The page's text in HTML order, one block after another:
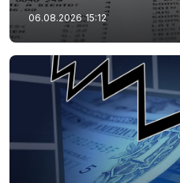
06.08.2026 15:12